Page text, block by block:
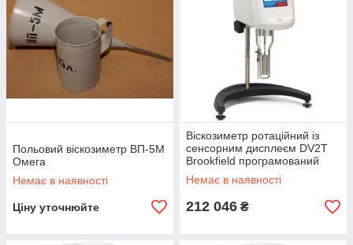
Польовий віскозиметр ВП-5М
Омега
Немає в наявності
Ціну уточнюйте
Віскозиметр ротаційний із
сенсорним дисплеєм DV2T
Brookfield програмований
Немає в наявності
212 046 ₴